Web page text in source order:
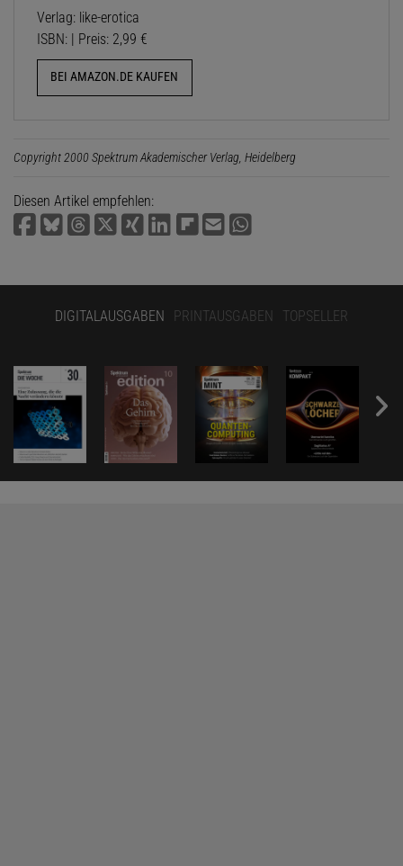
Verlag: like-erotica
ISBN: | Preis: 2,99 €
BEI AMAZON.DE KAUFEN
Copyright 2000 Spektrum Akademischer Verlag, Heidelberg
Diesen Artikel empfehlen:
DIGITALAUSGABEN PRINTAUSGABEN TOPSELLER